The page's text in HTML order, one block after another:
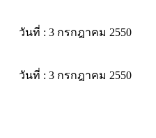
วันที่ : 3 กรกฎาคม 2550
วันที่ : 3 กรกฎาคม 2550